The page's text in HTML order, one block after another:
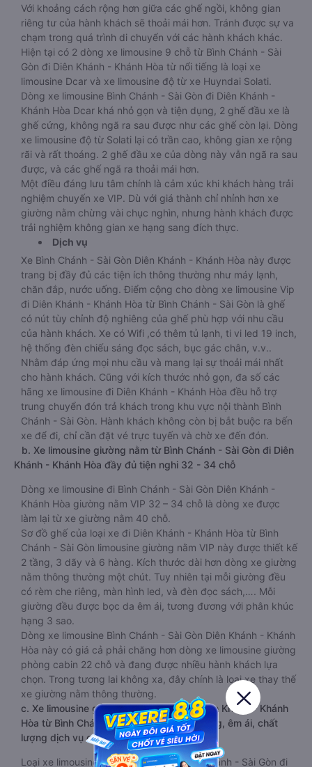
Với khoảng cách rộng hơn giữa các ghế ngồi, không gian
riêng tư của hành khách sẽ thoải mái hơn. Tránh được sự va
chạm trong quá trình di chuyển với các hành khách khác.
Hiện tại có 2 dòng xe limousine 9 chỗ từ Bình Chánh - Sài
Gòn đi Diên Khánh - Khánh Hòa từ nổi tiếng là loại xe
limousine Dcar và xe limousine độ từ xe Huyndai Solati.
Dòng xe limousine Bình Chánh - Sài Gòn đi Diên Khánh -
Khánh Hòa Dcar khá nhỏ gọn và tiện dụng, 2 ghế đầu xe là
ghế cứng, không ngã ra sau được như các ghế còn lại. Dòng
xe limousine độ từ Solati lại có trần cao, không gian xe rộng
rãi và rất thoáng. 2 ghế đầu xe của dòng này vẫn ngã ra sau
được, và các ghế ngã ra thoải mái hơn.
Một điều đáng lưu tâm chính là cảm xúc khi khách hàng trải
nghiệm chuyến xe VIP. Dù với giá thành chỉ nhỉnh hơn xe
giường nằm chừng vài chục nghìn, nhưng hành khách được
trải nghiệm không gian xe hạng sang đích thực.
Dịch vụ
Xe Bình Chánh - Sài Gòn Diên Khánh - Khánh Hòa này được
trang bị đầy đủ các tiện ích thông thường như máy lạnh,
chăn đắp, nước uống. Điểm cộng cho dòng xe limousine Vip
đi Diên Khánh - Khánh Hòa từ Bình Chánh - Sài Gòn là ghế
có nút tùy chỉnh độ nghiêng của ghế phù hợp với nhu cầu
của hành khách. Xe có Wifi ,có thêm tủ lạnh, ti vi led 19 inch,
hệ thống đèn chiếu sáng đọc sách, bục gác chân, v.v..
Nhằm đáp ứng mọi nhu cầu và mang lại sự thoải mái nhất
cho hành khách. Cũng với kích thước nhỏ gọn, đa số các
hãng xe limousine đi Diên Khánh - Khánh Hòa đều hỗ trợ
trung chuyển đón trả khách trong khu vực nội thành Bình
Chánh - Sài Gòn. Hành khách không còn bị bắt buộc ra bến
xe để đi, chỉ cần đặt vé trực tuyến và chờ xe đến đón.
b. Xe limousine giường nằm từ Bình Chánh - Sài Gòn đi Diên
Khánh - Khánh Hòa đầy đủ tiện nghi 32 - 34 chỗ
Dòng xe limousine đi Bình Chánh - Sài Gòn Diên Khánh -
Khánh Hòa giường nằm VIP 32 – 34 chỗ là dòng xe được
làm lại từ xe giường nằm 40 chỗ.
Sơ đồ ghế của loại xe đi Diên Khánh - Khánh Hòa từ Bình
Chánh - Sài Gòn limousine giường nằm VIP này được thiết kế
2 tầng, 3 dãy và 6 hàng. Kích thước dài hơn dòng xe giường
nằm thông thường một chút. Tuy nhiên tại mỗi giường đều
có rèm che riêng, màn hình led, và đèn đọc sách,…. Mỗi
giường đều được bọc da êm ái, tương đương với phân khúc
hạng 3 sao.
Dòng xe limousine Bình Chánh - Sài Gòn Diên Khánh - Khánh
Hòa này có giá cả phải chăng hơn dòng xe limousine giường
phòng cabin 22 chỗ và đang được nhiều hành khách lựa
chọn. Trong tương lai không xa, đây chính là loại xe thay thế
xe giường nằm thông thường.
c. Xe limousine giường phòng cabin đi Diên Khánh - Khánh
Hòa từ Bình Chánh - Sài Gòn VIP sang trọng, êm ái, chất
lượng dịch vụ cao 20 -22 chỗ
Loại xe limousine giường phòng từ Bình Chánh - Sài Gòn đi